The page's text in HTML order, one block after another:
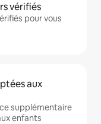
vérifiés
pour vous
aux
supplémentaire
enfants